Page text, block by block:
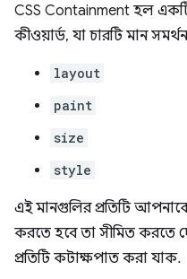
CSS Containment হল একটি
কীওয়ার্ড, যা চারটি মান
layout
paint
size
style
এই মানগুলির প্রতিটি
করতে হবে তা সীমিত করতে
প্রতিটি কটাক্ষপাত করা যাক.